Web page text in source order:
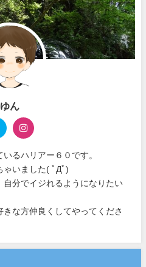
ゆん
るハリアー６０です。
ゃいました( ﾟДﾟ)
分でイジれるようになりたい
きな方仲良くしてやってくださ